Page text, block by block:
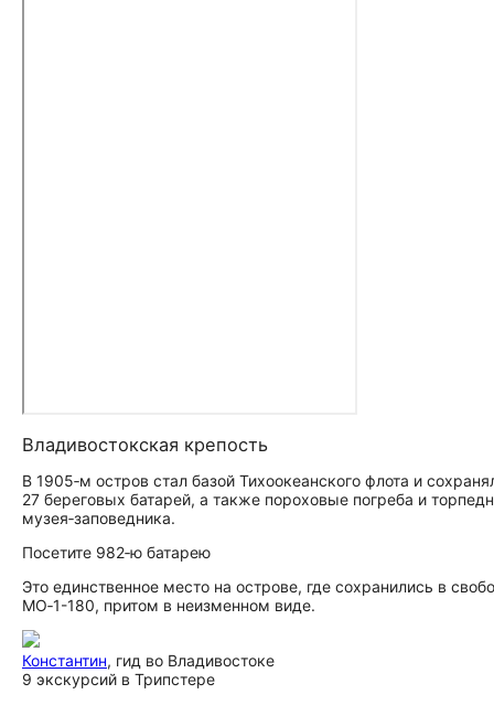
Владивостокская крепость
В 1905‑м остров стал базой Тихоокеанского флота и
27 береговых батарей, а также пороховые погреба и
музея‑заповедника.
Посетите 982‑ю батарею
Это единственное место на острове, где сохранились в
МО‑1-180, притом в неизменном виде.
Константин, гид во Владивостоке
9 экскурсий в Трипстере